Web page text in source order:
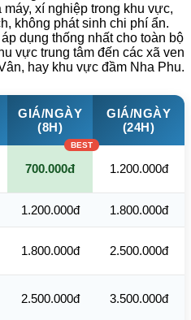
xí nghiệp trong khu vực,
không phát sinh chi phí ẩn.
dụng thống nhất cho toàn bộ
vực trung tâm đến các xã ven
hay khu vực đầm Nha Phu.
GIÁ/NGÀY
(8H)
GIÁ/NGÀY
(24H)
700.000đ 1.200.000đ
1.200.000đ 1.800.000đ
1.800.000đ 2.500.000đ
2.500.000đ 3.500.000đ